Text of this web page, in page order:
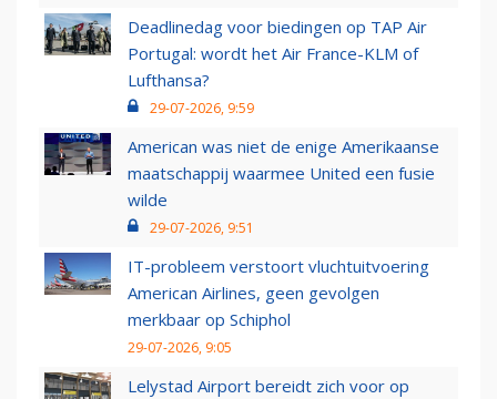
Deadlinedag voor biedingen op TAP Air
Portugal: wordt het Air France-KLM of
Lufthansa?
29-07-2026, 9:59
American was niet de enige Amerikaanse
maatschappij waarmee United een fusie
wilde
29-07-2026, 9:51
IT-probleem verstoort vluchtuitvoering
American Airlines, geen gevolgen
merkbaar op Schiphol
29-07-2026, 9:05
Lelystad Airport bereidt zich voor op